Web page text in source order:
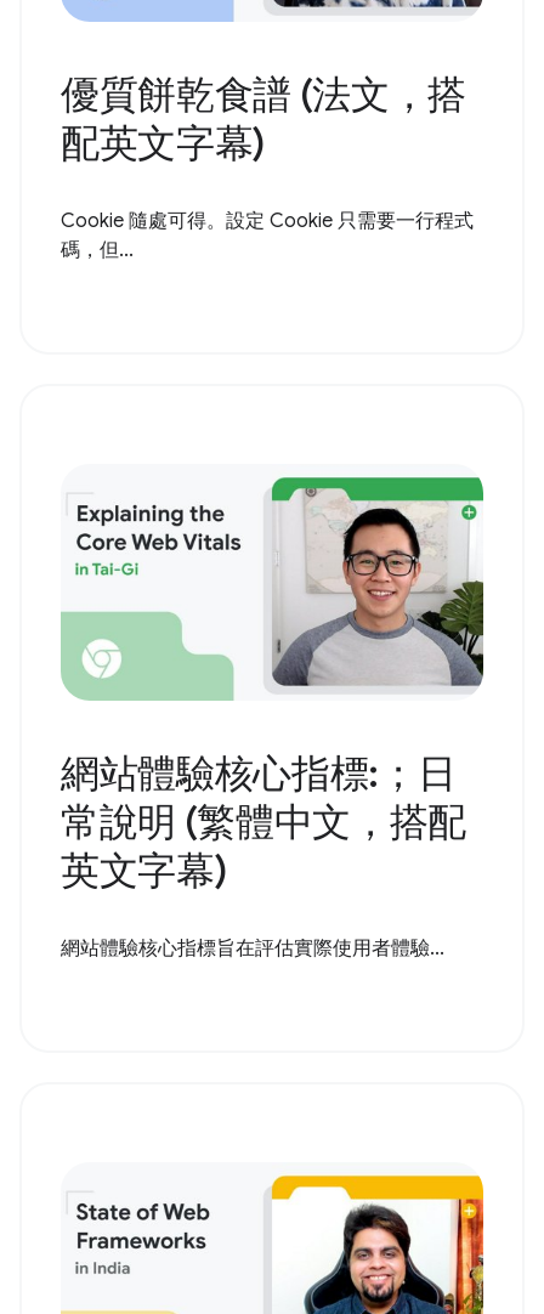
優質餅乾食譜 (法文，搭
配英文字幕)
Cookie 隨處可得。設定 Cookie 只需要一行程式
碼，但...
網站體驗核心指標:；日
常說明 (繁體中文，搭配
英文字幕)
網站體驗核心指標旨在評估實際使用者體驗...